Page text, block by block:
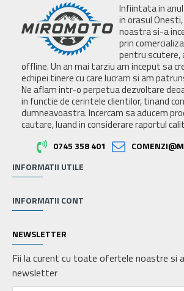
Infiintata in anul
in orasul
noastra si-a
prin
pentru scutere,
offline. Un an mai tarziu am inceput sa
echipei tinere cu care lucram si am
Ne aflam intr-o perpetua dezvoltare
in functie de cerintele clientilor, tinand
dumneavoastra. Incercam sa aducem
cautare, luand in considerare raportul
0745 358 401
INFORMATII UTILE
INFORMATII CONT
NEWSLETTER
Fii la curent cu toate ofertele noastre si
newsletter